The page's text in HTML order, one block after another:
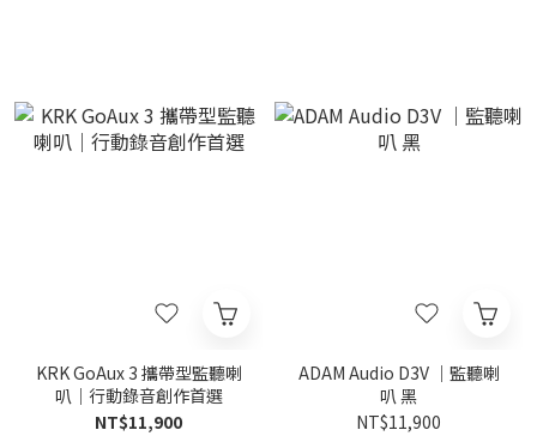
KRK GoAux 3 攜帶型監聽喇
叭｜行動錄音創作首選
NT$11,900
ADAM Audio D3V ｜監聽喇
叭 黑
NT$11,900